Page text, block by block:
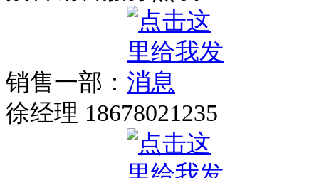
销售一部：
徐经理 18678021235